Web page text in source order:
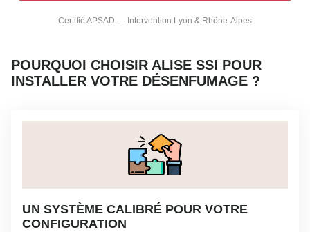
Certifié APSAD — Intervention Lyon & Rhône-Alpes
POURQUOI CHOISIR ALISE SSI POUR
INSTALLER VOTRE DÉSENFUMAGE ?
UN SYSTÈME CALIBRÉ POUR VOTRE
CONFIGURATION